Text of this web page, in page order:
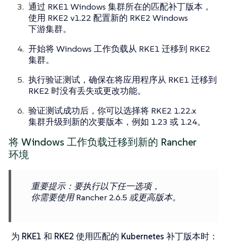
通过 RKE1 Windows 集群所在的匹配补丁版本，
使用 RKE2 v1.22 配置新的 RKE2 Windows
下游集群。
开始将 Windows 工作负载从 RKE1 迁移到 RKE2
集群。
执行验证测试，确保在将应用程序从 RKE1 迁移到
RKE2 时没有丢失或更改功能。
验证测试成功后，你可以选择将 RKE2 1.22.x
集群升级到新的次要版本，例如 1.23 或 1.24。
将 Windows 工作负载迁移到新的 Rancher
环境
重要提示：要执行以下任一选项，
你需要使用 Rancher 2.6.5 或更高版本。
为 RKE1 和 RKE2 使用匹配的 Kubernetes 补丁版本时 ：